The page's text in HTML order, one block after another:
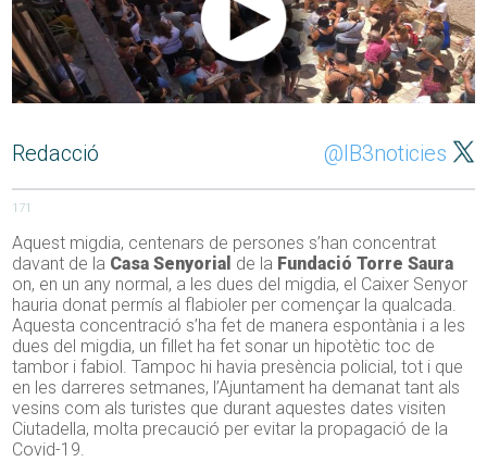
Redacció @IB3noticies
171
Aquest migdia, centenars de persones s’han concentrat
davant de la Casa Senyorial de la Fundació Torre Saura
on, en un any normal, a les dues del migdia, el Caixer Senyor
hauria donat permís al flabioler per començar la qualcada.
Aquesta concentració s’ha fet de manera espontània i a les
dues del migdia, un fillet ha fet sonar un hipotètic toc de
tambor ifabiol . Tampoc hi havia presència policial, tot i que
en les darreres setmanes, l’Ajuntament ha demanat tant als
vesins com als turistes que durant aquestes dates visiten
Ciutadella, molta precaució per evitar la propagació de la
Covid-19.